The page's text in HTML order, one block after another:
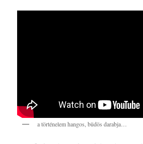
a történelem hangos, büdös darabja…